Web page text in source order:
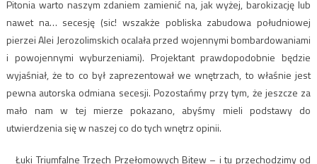
Pitonia warto naszym zdaniem zamienić na, jak wyżej, barokizację lub
nawet na… secesję (sic! wszakże pobliska zabudowa południowej
pierzei Alei Jerozolimskich ocalała przed wojennymi bombardowaniami
i powojennymi wyburzeniami). Projektant prawdopodobnie będzie
wyjaśniał, że to co był zaprezentował we wnętrzach, to właśnie jest
pewna autorska odmiana secesji. Pozostańmy przy tym, że jeszcze za
mało nam w tej mierze pokazano, abyśmy mieli podstawy do
utwierdzenia się w naszej co do tych wnętrz opinii.
Łuki Triumfalne Trzech Przełomowych Bitew – i tu przechodzimy od